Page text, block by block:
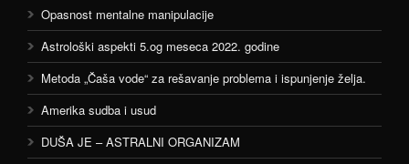
Opasnost mentalne manipulacije
Astrološki aspekti 5.og meseca 2022. godine
Metoda „Čaša vode“ za rešavanje problema i ispunjenje želja.
Amerika sudba i usud
DUŠA JE – ASTRALNI ORGANIZAM